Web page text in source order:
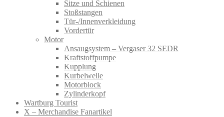
Sitze und Schienen
Stoßstangen
Tür-/Innenverkleidung
Vordertür
Motor
Ansaugsystem – Vergaser 32 SEDR
Kraftstoffpumpe
Kupplung
Kurbelwelle
Motorblock
Zylinderkopf
Wartburg Tourist
X – Merchandise Fanartikel